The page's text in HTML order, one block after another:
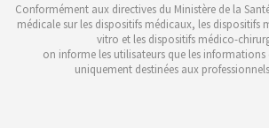
Conformément aux directives du Ministère de la
médicale sur les dispositifs médicaux, les dispositifs
vitro et les dispositifs médico-
on informe les utilisateurs que les
uniquement destinées aux